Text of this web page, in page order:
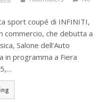
sport coupé di INFINITI,
commercio, che debutta a
Salone dell’Auto
in programma a Fiera